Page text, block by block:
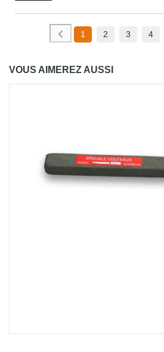
1 2 3 4
VOUS AIMEREZ AUSSI